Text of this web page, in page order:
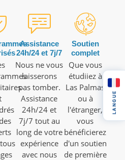
Assistance
24h/24 et 7j/7
Nous ne vous
laisserons
pas tomber.
Assistance
24h/24 et
7j/7 tout au
long de votre
expérience
avec nous
Soutien
complet
Que vous
étudiiez à
Las Palmas
ou à
l'étranger,
vous
bénéficierez
d'un soutien
de première
LANGUE